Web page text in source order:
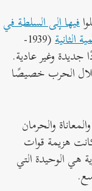
فيها إلى السلطة في
الثانية (1939-
وغير عادية.
الحرب خصيصًا
والحرمان
هزيمة قوات
هي الوحيدة التي